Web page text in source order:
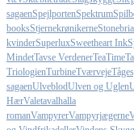
sagaenSpejlportenSpektrum
booksStjernekrønikerne
kvinderSuperluxSweetheart Ink
MindetTavse Verdener
TriologienTurbineTværveje
sagaenUlveblodUlven og Uglen
HærValetavalhalla
romanVampyrerVampyrjægerne